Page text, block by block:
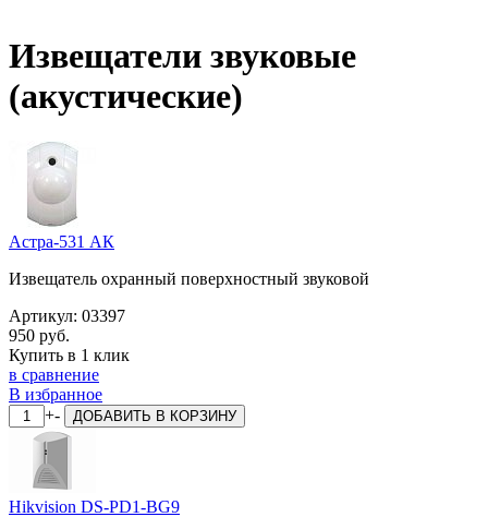
Извещатели звуковые
(акустические)
Астра-531 АК
Извещатель охранный поверхностный звуковой
Артикул: 03397
950 руб.
Купить в 1 клик
в сравнение
В избранное
+- ДОБАВИТЬ В КОРЗИНУ
Hikvision DS-PD1-BG9